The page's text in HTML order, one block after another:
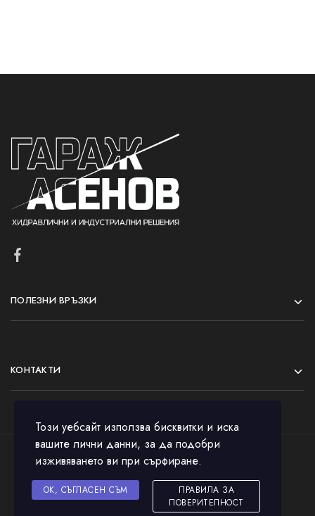
ПОЛЕЗНИ ВРЪЗКИ
КОНТАКТИ
© 2023 All rights reserved.
Този уебсайт използва бисквитки и иска
вашите лични данни, за да подобри
изживяването ви при сърфиране.
OK, СЪГЛАСЕН СЪМ
ПРАВИЛА ЗА
ПОВЕРИТЕЛНОСТ